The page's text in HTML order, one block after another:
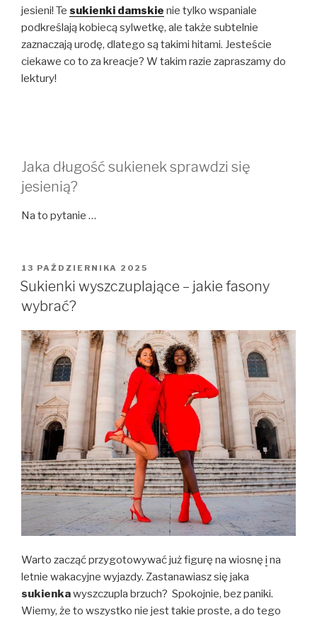
jesieni! Te sukienki damskie nie tylko wspaniale
podkreślają kobiecą sylwetkę, ale także subtelnie
zaznaczają urodę, dlatego są takimi hitami. Jesteście
ciekawe co to za kreacje? W takim razie zapraszamy do
lektury!
Jaka długość sukienek sprawdzi się
jesienią?
Na to pytanie …
OPUBLIKOWANE
W
13 PAŹDZIERNIKA 2025
Sukienki wyszczuplające – jakie fasony
wybrać?
Warto zacząć przygotowywać już figurę na wiosnę i na
letnie wakacyjne wyjazdy. Zastanawiasz się jaka
sukienkawyszczupla brzuch? Spokojnie, bez paniki.
Wiemy, że to wszystko nie jest takie proste, a do tego